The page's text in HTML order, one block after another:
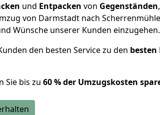
und Entpacken von Gegenständen
von Darmstadt nach
Wünsche unserer Kunden einzugehen.
den besten Service zu den besten
Sie bis zu 60 % der Umzugskosten